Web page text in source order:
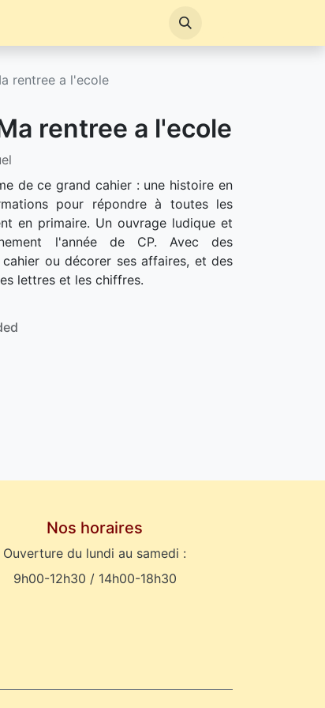
rentree a l'ecole
rentree a l'ecole
de ce grand cahier : une histoire en
pour répondre à toutes les
en primaire. Un ouvrage ludique et
l'année de CP. Avec des
ou décorer ses affaires, et des
lettres et les chiffres.
Nos horaires
Ouverture du lundi au samedi :
9h00-12h30 / 14h00-18h30